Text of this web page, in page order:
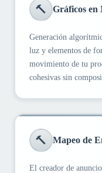
🔨 Gráficos en
Generación
luz y elementos de
movimiento de tu
cohesivas sin
🔨 Mapeo de
El creador de